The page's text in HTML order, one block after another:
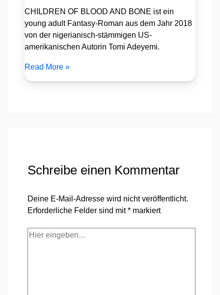
CHILDREN OF BLOOD AND BONE ist ein
young adult Fantasy-Roman aus dem Jahr 2018
von der nigerianisch-stämmigen US-
amerikanischen Autorin Tomi Adeyemi.
Read More »
Schreibe einen Kommentar
Deine E-Mail-Adresse wird nicht veröffentlicht.
Erforderliche Felder sind mit* markiert
Hier